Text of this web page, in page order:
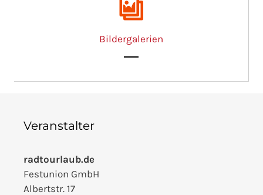
Bildergalerien
Veranstalter
radtourlaub.de
Festunion GmbH
Albertstr. 17